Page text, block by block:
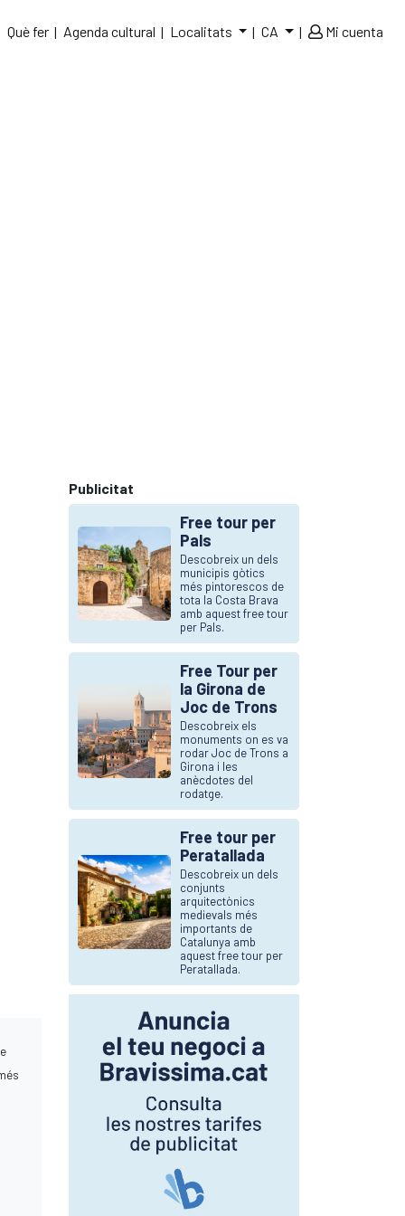
Què fer Agenda cultural Localitats CA Mi cuenta
Publicitat
Free tour per
Pals
Descobreix un dels
municipis gòtics
més pintorescos de
tota la Costa Brava
amb aquest free tour
per Pals.
Free Tour per
la Girona de
Joc de Trons
Descobreix els
monuments on es va
rodar Joc de Trons a
Girona i les
anècdotes del
rodatge.
Free tour per
Peratallada
Descobreix un dels
conjunts
arquitectònics
medievals més
importants de
Catalunya amb
aquest free tour per
Peratallada.